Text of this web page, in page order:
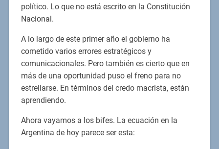
político. Lo que no está escrito en la Constitución
Nacional.
A lo largo de este primer año el gobierno ha
cometido varios errores estratégicos y
comunicacionales. Pero también es cierto que en
más de una oportunidad puso el freno para no
estrellarse. En términos del credo macrista, están
aprendiendo.
Ahora vayamos a los bifes. La ecuación en la
Argentina de hoy parece ser esta: